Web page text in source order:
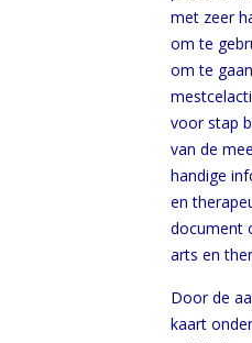
met zeer
om te
om te
voor stap
van de
handige
en
document
arts en
Door de
kaart